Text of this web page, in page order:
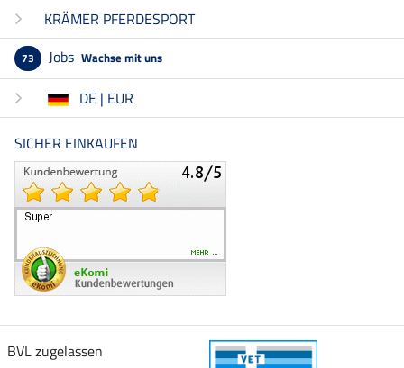
KRÄMER PFERDESPORT
73 Jobs Wachse mit uns
DE | EUR
SICHER EINKAUFEN
BVL zugelassen